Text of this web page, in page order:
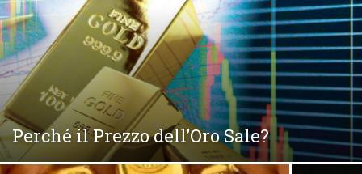
Perché il Prezzo dell’Oro Sale?